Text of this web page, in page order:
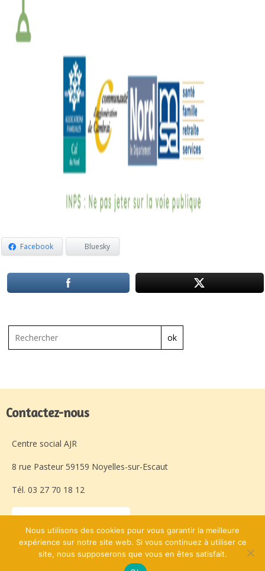
Facebook Bluesky
ok
Contactez-nous
Centre social AJR
8 rue Pasteur 59159 Noyelles-sur-Escaut
Tél. 03 27 70 18 12
Laissez-nous un message
Nous utilisons des cookies pour vous garantir la meilleure
expérience sur notre site web. Si vous continuez à utiliser ce
site, nous supposerons que vous en êtes satisfait.